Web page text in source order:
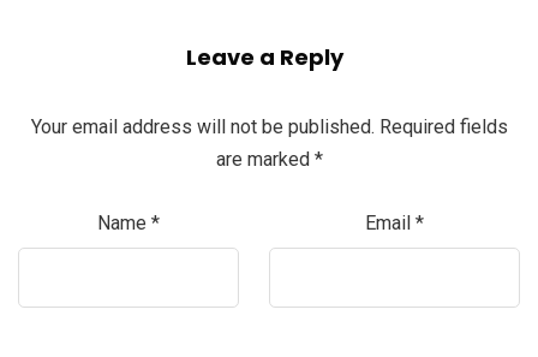
Leave a Reply
Your email address will not be published. Required fields
are marked *
Name * Email *